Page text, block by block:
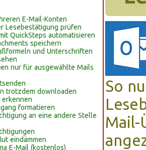
E-Mail-Konten
Lesebestätigung prüfen
QuickSteps automatisieren
speichern
und Unterschriften
nur für ausgewählte Mails
trotzdem downloaden
erkennen
formatieren
an eine andere Stelle
eindämmen
E-Mail (kostenlos)
So